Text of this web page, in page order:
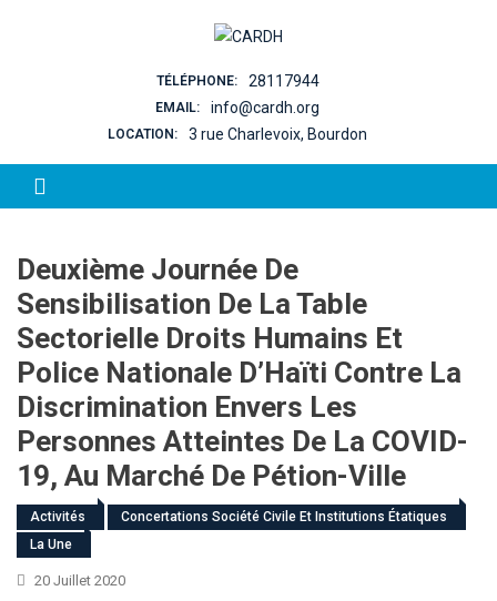
TÉLÉPHONE: 28117944
EMAIL: info@cardh.org
LOCATION: 3 rue Charlevoix, Bourdon
Deuxième Journée De
Sensibilisation De La Table
Sectorielle Droits Humains Et
Police Nationale D’Haïti Contre La
Discrimination Envers Les
Personnes Atteintes De La COVID-
19, Au Marché De Pétion-Ville
Activités
Concertations Société Civile Et Institutions Étatiques
La Une
20 Juillet 2020